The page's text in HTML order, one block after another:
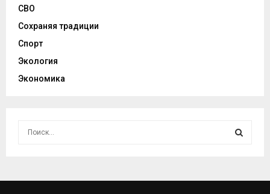
СВО
Сохраняя традиции
Спорт
Экология
Экономика
С